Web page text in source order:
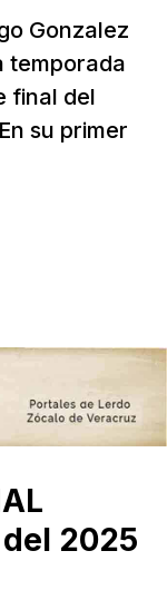
Gonzalez
temporada
final del
su primer
2025